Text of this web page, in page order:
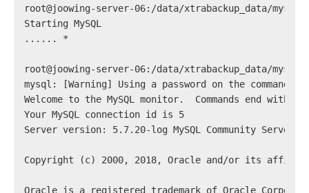
root@joowing-server-06:/data/xtrabackup_data/
Starting MySQL
...... *
root@joowing-server-06:/data/xtrabackup_data/
mysql: [Warning] Using a password on the
Welcome to the MySQL monitor.  Commands end with
Your MySQL connection id is 5
Server version: 5.7.20-log MySQL Community Server
Copyright (c) 2000, 2018, Oracle and/or its
Oracle is a registered trademark of Oracle